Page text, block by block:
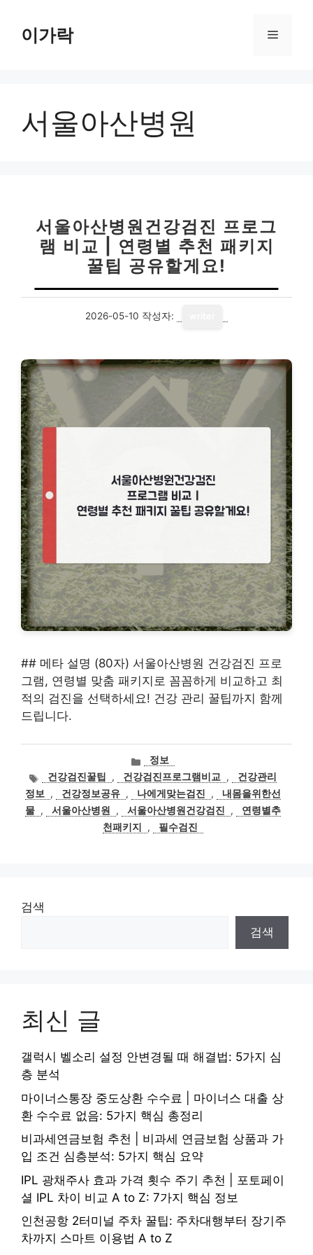
이가락 메
서울아산병원
서울아산병원건강검진 프로그
램 비교 | 연령별 추천 패키지
꿀팁 공유할게요!
2026-05-10 작성자:
## 메타 설명 (80자) 서울아산병원 건강검진 프로
그램, 연령별 맞춤 패키지로 꼼꼼하게 비교하고 최
적의 검진을 선택하세요! 건강 관리 꿀팁까지 함께
드립니다.
카
테
고
리
정보
태
그
건강검진꿀팁 , 건강검진프로그램비교 ,
건강관리
정보
, 건강정보공유 , 나에게맞는검진 ,
내몸을위한선
물 , 서울아산병원 , 서울아산병원건강검진 ,
연령별추
천패키지
, 필수검진
검색
검색
최신 글
갤럭시 벨소리 설정 안변경될 때 해결법: 5가지 심
층 분석
마이너스통장 중도상환 수수료 | 마이너스 대출 상
환 수수료 없음: 5가지 핵심 총정리
비과세연금보험 추천 | 비과세 연금보험 상품과 가
입 조건 심층분석: 5가지 핵심 요약
IPL 광채주사 효과 가격 횟수 주기 추천 | 포토페이
셜 IPL 차이 비교 A to Z: 7가지 핵심 정보
인천공항 2터미널 주차 꿀팁: 주차대행부터 장기주
차까지 스마트 이용법 A to Z